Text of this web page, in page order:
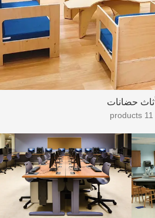
أثاث حضانات
11 products